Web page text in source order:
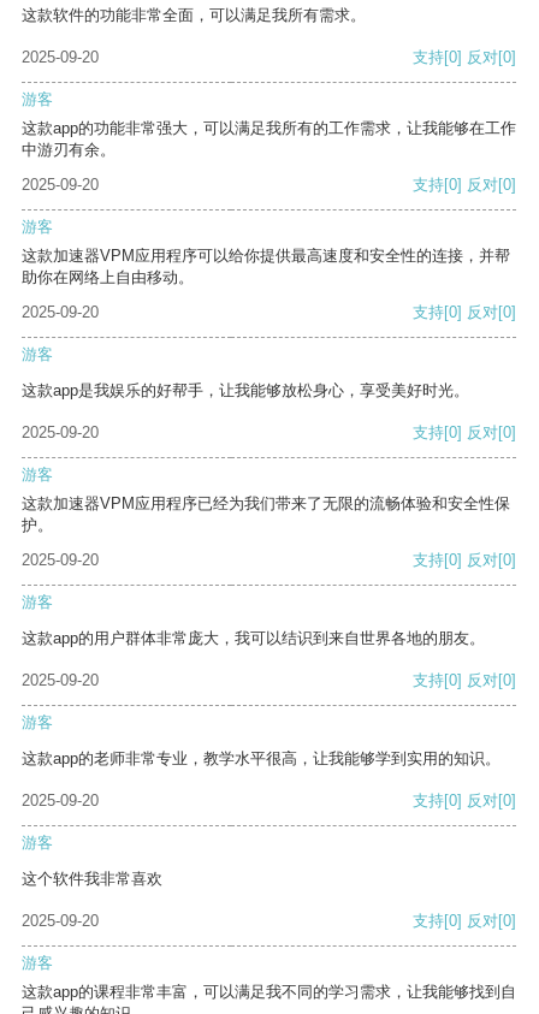
这款软件的功能非常全面，可以满足我所有需求。
2025-09-20 支持[0] 反对[0]
游客
这款app的功能非常强大，可以满足我所有的工作需求，让我能够在工作
中游刃有余。
2025-09-20
支持[0] 反对[0]
游客
这款加速器VPM应用程序可以给你提供最高速度和安全性的连接，并帮
助你在网络上自由移动。
2025-09-20
支持[0] 反对[0]
游客
这款app是我娱乐的好帮手，让我能够放松身心，享受美好时光。
2025-09-20 支持[0] 反对[0]
游客
这款加速器VPM应用程序已经为我们带来了无限的流畅体验和安全性保
护。
2025-09-20
支持[0] 反对[0]
游客
这款app的用户群体非常庞大，我可以结识到来自世界各地的朋友。
2025-09-20 支持[0] 反对[0]
游客
这款app的老师非常专业，教学水平很高，让我能够学到实用的知识。
2025-09-20 支持[0] 反对[0]
游客
这个软件我非常喜欢
2025-09-20 支持[0] 反对[0]
游客
这款app的课程非常丰富，可以满足我不同的学习需求，让我能够找到自